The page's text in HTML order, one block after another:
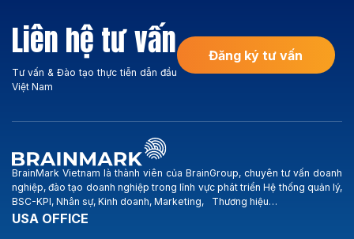
trường. Hoạt động kinh
doanh chính của Công ty:
Hung Long …). Smartland […]
Liên hệ tư vấn
Tư vấn & Đào tạo thực tiễn dẫn đầu
Việt Nam
Đăng ký tư vấn
BrainMark Vietnam là thành viên của BrainGroup, chuyên tư vấn doanh
nghiệp, đào tạo doanh nghiệp trong lĩnh vực phát triển Hệ thống quản lý,
BSC-KPI, Nhân sự, Kinh doanh, Marketing, Thương hiệu…
USA OFFICE